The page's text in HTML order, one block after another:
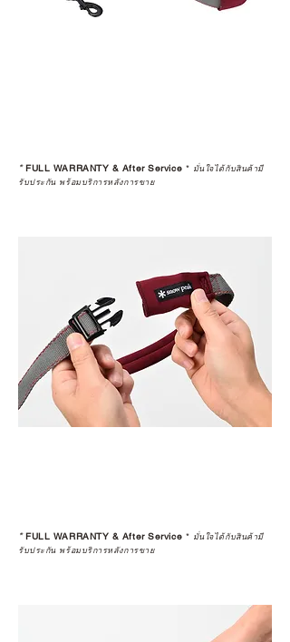
*FULL WARRANTY & After Service * มั่นใจได้กับสินค้ามี
รับประกัน พร้อมบริการหลังการขาย
*FULL WARRANTY & After Service * มั่นใจได้กับสินค้ามี
รับประกัน พร้อมบริการหลังการขาย